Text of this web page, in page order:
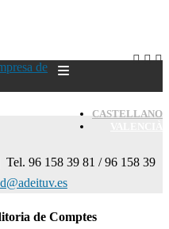
CASTELLANO
Tel. 96 158 39 81 / 96 158 39
de Comptes